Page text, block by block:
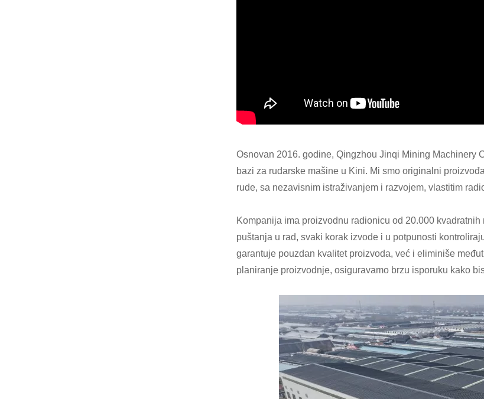
Osnovan 2016. godine, Qingzhou Jinqi Mining Machinery
bazi za rudarske mašine u Kini. Mi smo originalni
rude, sa nezavisnim istraživanjem i razvojem, vlastitim
Kompanija ima proizvodnu radionicu od 20.000
puštanja u rad, svaki korak izvode i u potpunosti
garantuje pouzdan kvalitet proizvoda, već i eliminiše
planiranje proizvodnje, osiguravamo brzu isporuku kako